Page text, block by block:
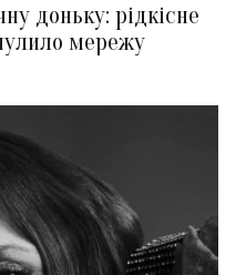
доньку: рідкісне
мережу